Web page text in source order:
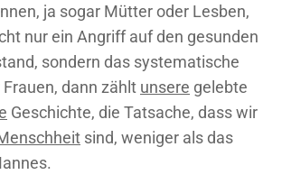
ja sogar Mütter oder Lesben,
nur ein Angriff auf den gesunden
sondern das systematische
dann zählt unsere gelebte
Geschichte, die Tatsache, dass wir
sind, weniger als das